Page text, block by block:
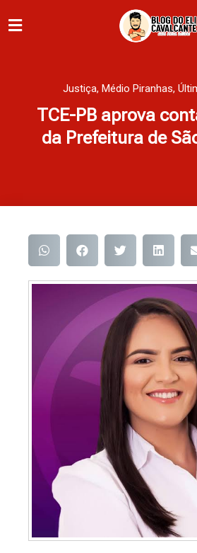
para
Justiça, Médio Piranhas,
TCE-PB aprova
da Prefeitura de